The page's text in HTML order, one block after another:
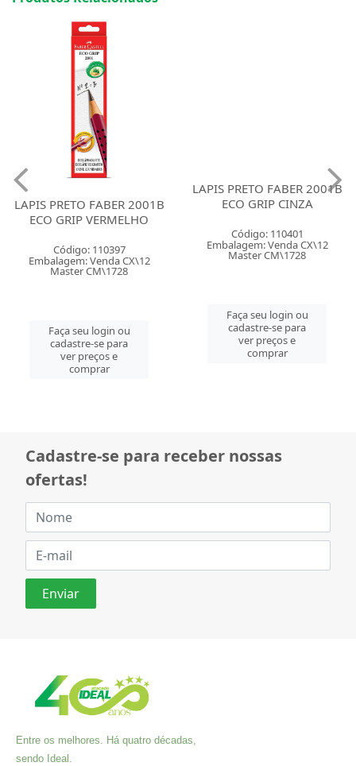
LAPIS PRETO FABER 2001B
ECO GRIP VERMELHO
Código: 110397
Embalagem: Venda CX\12
Master CM\1728
Faça seu login ou
cadastre-se para
ver preços e
comprar
LAPIS PRETO FABER 2001B
Código: 110401
Embalagem: Venda CX\12
Faça seu login ou
cadastre-se para
ver preços e
Cadastre-se para receber nossas
ofertas!
Entre os melhores. Há quatro décadas,
sendo Ideal.